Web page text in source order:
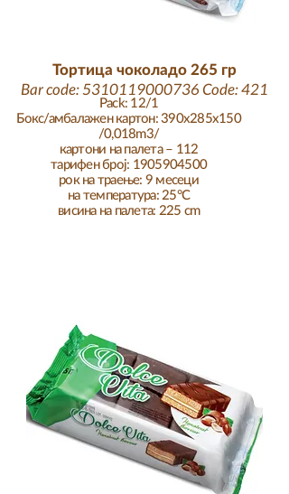
Pack: 12/1
Бокс/амбалажен картон: 390x285x150
/0,018m3/
картони на палета – 112
тарифен број: 1905904500
рок на траење: 9 месеци
на температура: 25°C
висина на палета: 225 cm
Тортица чоколадо 265 гр
Bar code:5310119000736Code: 421